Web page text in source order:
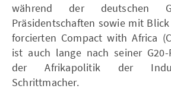
während de r deutschen
Präsidentschaften sowie mit
forcierten Compact with Africa
ist auch lange nach seiner
der Afrikapolitik der
Schrittmacher.